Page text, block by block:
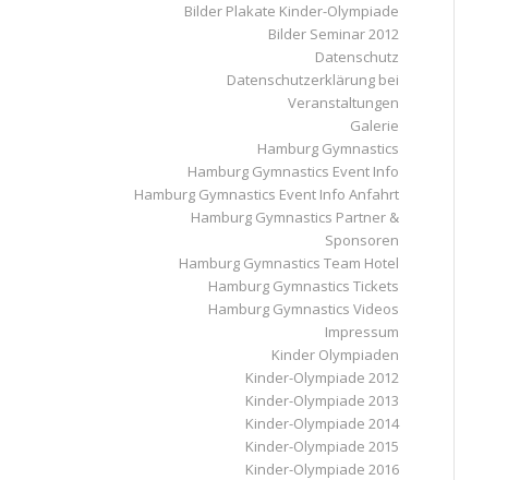
Bilder Plakate Kinder-Olympiade
Bilder Seminar 2012
Datenschutz
Datenschutzerklärung bei
Veranstaltungen
Galerie
Hamburg Gymnastics
Hamburg Gymnastics Event Info
Hamburg Gymnastics Event Info Anfahrt
Hamburg Gymnastics Partner &
Sponsoren
Hamburg Gymnastics Team Hotel
Hamburg Gymnastics Tickets
Hamburg Gymnastics Videos
Impressum
Kinder Olympiaden
Kinder-Olympiade 2012
Kinder-Olympiade 2013
Kinder-Olympiade 2014
Kinder-Olympiade 2015
Kinder-Olympiade 2016